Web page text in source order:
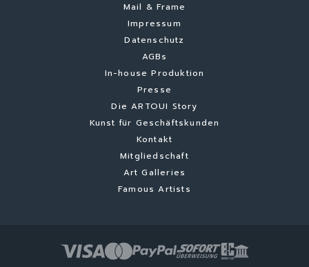
Mail & Frame
Impressum
Datenschutz
AGBs
In-house Produktion
Presse
Die ARTOUI Story
Kunst für Geschäftskunden
Kontakt
Mitgliedschaft
Art Galleries
Famous Artists